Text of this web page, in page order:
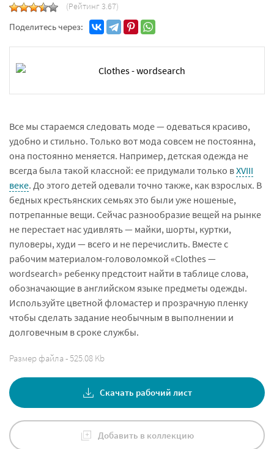
(Рейтинг 3.67)
Поделитесь через:
Все мы стараемся следовать моде — одеваться красиво,
удобно и стильно. Только вот мода совсем не постоянна,
она постоянно меняется. Например, детская одежда не
всегда была такой классной: ее придумали только вXVIII
веке. До этого детей одевали точно также, как взрослых. В
бедных крестьянских семьях это были уже ношеные,
потрепанные вещи. Сейчас разнообразие вещей на рынке
не перестает нас удивлять — майки, шорты, куртки,
пуловеры, худи — всего и не перечислить. Вместе с
рабочим материалом-головоломкой «Clothes —
wordsearch» ребенку предстоит найти в таблице слова,
обозначающие в английском языке предметы одежды.
Используйте цветной фломастер и прозрачную пленку
чтобы сделать задание необычным в выполнении и
долговечным в сроке службы.
Размер файла - 525.08 Kb
Скачать рабочий лист
Добавить в коллекцию